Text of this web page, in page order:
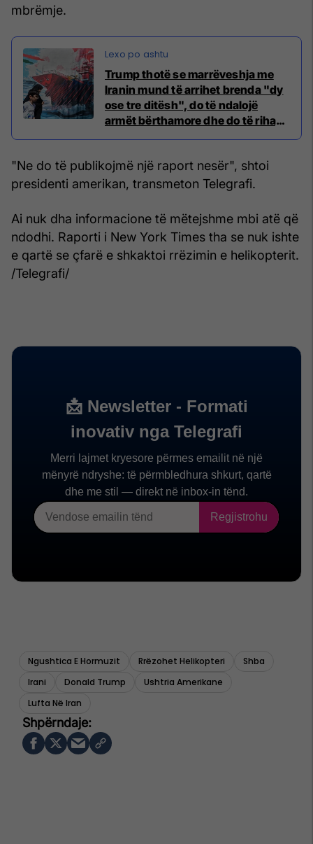
mbrëmje.
Trump thotë se marrëveshja me
Iranin mund të arrihet brenda "dy
ose tre ditësh", do të ndalojë
armët bërthamore dhe do të rihapë
"Ne do të publikojmë një raport nesër", shtoi
presidenti amerikan, transmeton Telegrafi.
Ai nuk dha informacione të mëtejshme mbi atë që
ndodhi. Raporti i New York Times tha se nuk ishte
e qartë se çfarë e shkaktoi rrëzimin e helikopterit.
/Telegrafi/
Ngushtica E Hormuzit Rrëzohet Helikopteri
Shba
Irani
Donald Trump
Ushtria Amerikane
Lufta Në Iran